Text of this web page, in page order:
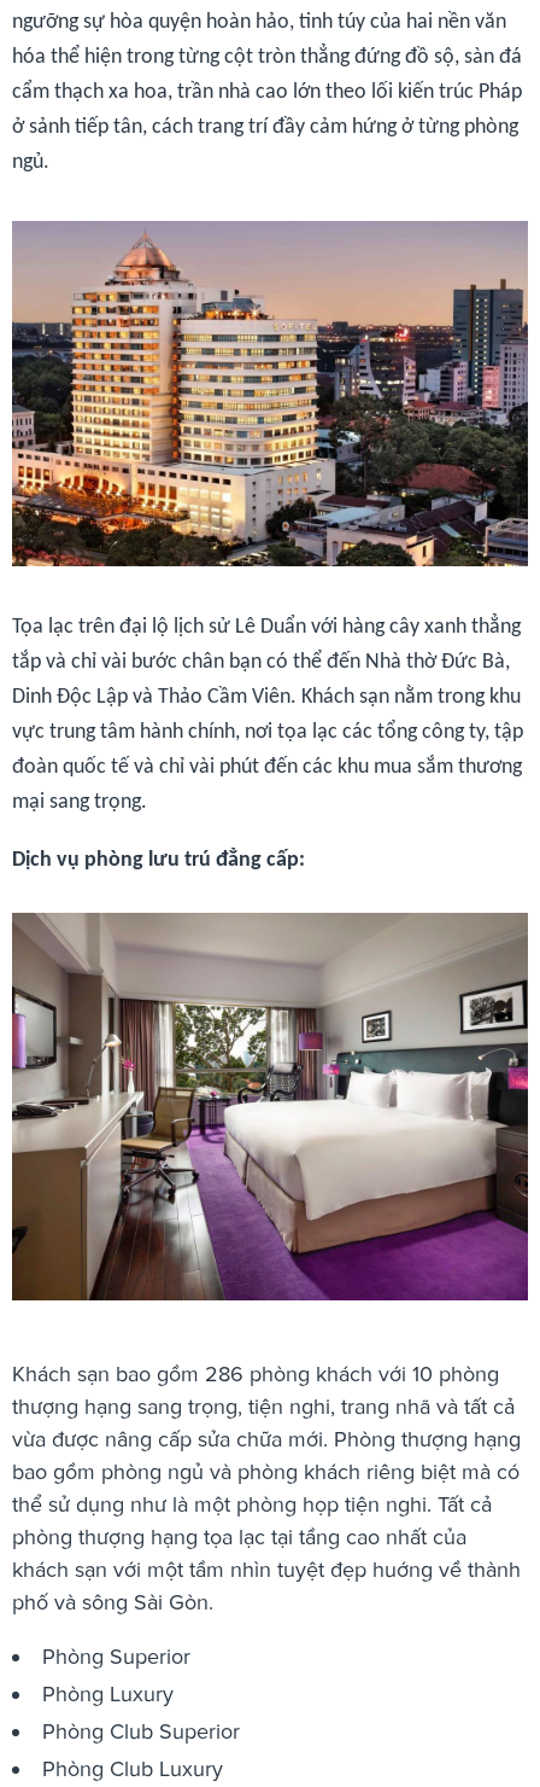
ngưỡng sự hòa quyện hoàn hảo, tinh túy của hai nền văn
hóa thể hiện trong từng cột tròn thẳng đứng đồ sộ, sàn đá
cẩm thạch xa hoa, trần nhà cao lớn theo lối kiến trúc Pháp
ở sảnh tiếp tân, cách trang trí đầy cảm hứng ở từng phòng
ngủ.
Tọa lạc trên đại lộ lịch sử Lê Duẩn với hàng cây xanh thẳng
tắp và chỉ vài bước chân bạn có thể đến Nhà thờ Đức Bà,
Dinh Độc Lập và Thảo Cầm Viên. Khách sạn nằm trong khu
vực trung tâm hành chính, nơi tọa lạc các tổng công ty, tập
đoàn quốc tế và chỉ vài phút đến các khu mua sắm thương
mại sang trọng.
Dịch vụ phòng lưu trú đẳng cấp:
Khách sạn bao gồm 286 phòng khách với 10 phòng
thượng hạng sang trọng, tiện nghi, trang nhã và tất cả
vừa được nâng cấp sửa chữa mới. Phòng thượng hạng
bao gồm phòng ngủ và phòng khách riêng biệt mà có
thể sử dụng như là một phòng họp tiện nghi. Tất cả
phòng thượng hạng tọa lạc tại tầng cao nhất của
khách sạn với một tầm nhìn tuyệt đẹp huớng về thành
phố và sông Sài Gòn.
Phòng Superior
Phòng Luxury
Phòng Club Superior
Phòng Club Luxury